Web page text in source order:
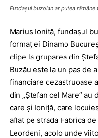
Fundaşul buzoian ar putea rămâne
Marius Ioniţă, fundaşul
formaţiei Dinamo
clipe la gruparea din
Buzău este la un pas de
financiare dezastruoase
din „Ştefan cel Mare” au
care şi Ioniţă, care
aflat pe strada Fabrica
Leordeni, acolo unde